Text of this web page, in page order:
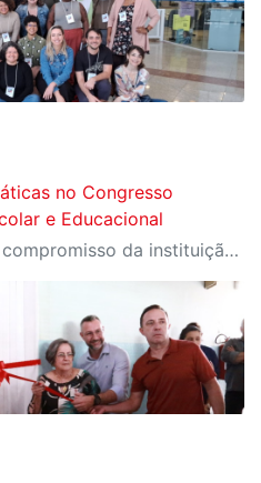
no Congresso
e Educacional
A participação reafirma o compromisso da instituição com a área como uma ferramenta essencial para a transformação social